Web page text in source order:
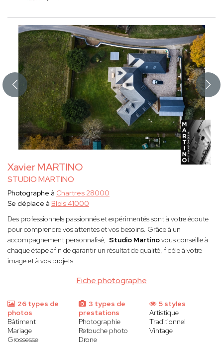
Xavier MARTINO
STUDIO MARTINO
Fiche photographe
Photographe à Chartres 28000
Se déplace à Blois 41000
Des professionnels passionnés et expérimentés sont à votre écoute
pour comprendre vos attentes et vos besoins. Grâce à un
accompagnement personnalisé, Studio Martinovous conseille à
chaque étape afin de garantir un résultat de qualité, fidèle à votre
image et à vos projets.
26 types de
photos
Bâtiment
Mariage
Grossesse
3 types de
prestations
Photographie
Retouche photo
Drone
5 styles
Artistique
Traditionnel
Vintage